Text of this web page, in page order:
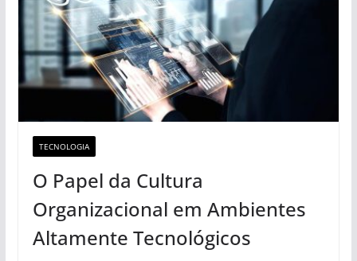
TECNOLOGIA
O Papel da Cultura
Organizacional em Ambientes
Altamente Tecnológicos